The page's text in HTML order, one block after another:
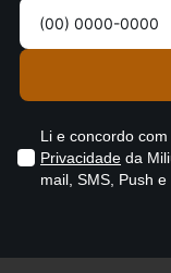
Li e concordo
Privacidade da
mail, SMS, Push e